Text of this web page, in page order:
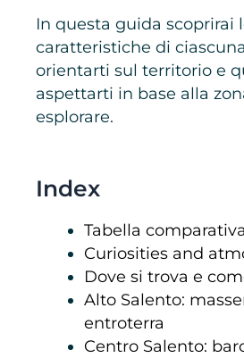
In questa guida scoprirai
caratteristiche di
orientarti sul territorio e
aspettarti in base alla
esplorare.
Index
Tabella
Curiosities and
Dove si trova e
Alto Salento:
entroterra
Centro Salento: